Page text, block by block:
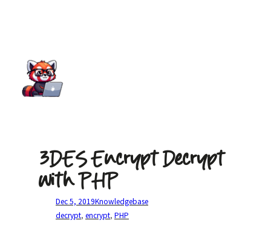
3DES Encrypt Decrypt
with PHP
Dec 5, 2019Knowledgebase
decrypt, encrypt, PHP